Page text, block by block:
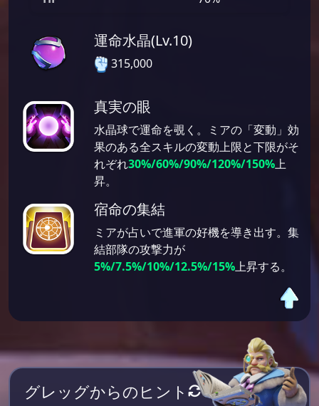
運命水晶(Lv.10)
315,000
真実の眼
水晶球で運命を覗く。ミアの「変動」効
果のある全スキルの変動上限と下限がそ
れぞれ30%/60%/90%/120%/150%上
昇。
宿命の集結
ミアが占いで進軍の好機を導き出す。集
結部隊の攻撃力が
5%/7.5%/10%/12.5%/15%上昇する。
グレッグからのヒント